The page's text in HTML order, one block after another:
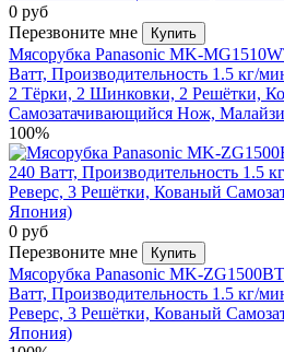
0 руб
Перезвоните мне
Купить
Мясорубка Panasonic MK-
Ватт, Производительность 1.5 кг/
2 Тёрки, 2 Шинковки, 2 Решётки,
Самозатачивающийся Нож,
100%
0 руб
Перезвоните мне
Купить
Мясорубка Panasonic MK-
Ватт, Производительность 1.5 кг/
Реверс, 3 Решётки, Кованый
Япония)